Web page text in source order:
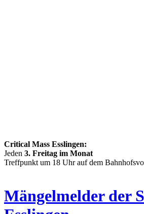
Critical Mass Esslingen:
Jeden 3. Freitag im Monat
Treffpunkt um 18 Uhr auf dem
Mängelmelder der